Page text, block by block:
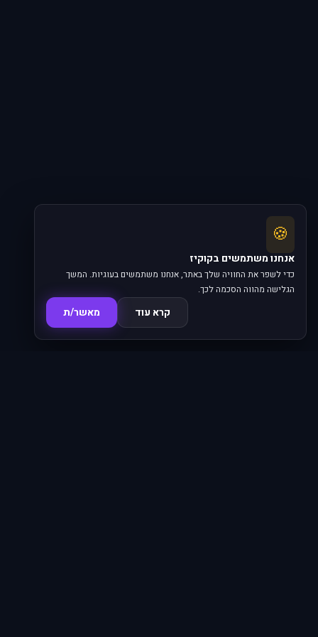
🍪
אנחנו משתמשים בקוקיז
כדי לשפר את החוויה שלך באתר, אנחנו משתמשים בעוגיות. המשך
הגלישה מהווה הסכמה לכך.
קרא עוד מאשר/ת